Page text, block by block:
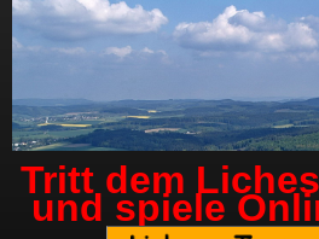
Tritt dem
und spiele